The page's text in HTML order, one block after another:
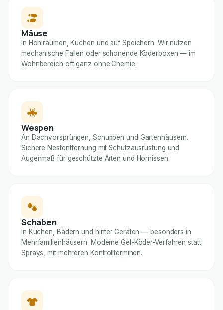
Mäuse
In Hohlräumen, Küchen und auf Speichern. Wir nutzen
mechanische Fallen oder schonende Köderboxen — im
Wohnbereich oft ganz ohne Chemie.
Wespen
An Dachvorsprüngen, Schuppen und Gartenhäusern.
Sichere Nestentfernung mit Schutzausrüstung und
Augenmaß für geschützte Arten und Hornissen.
Schaben
In Küchen, Bädern und hinter Geräten — besonders in
Mehrfamilienhäusern. Moderne Gel-Köder-Verfahren statt
Sprays, mit mehreren Kontrollterminen.